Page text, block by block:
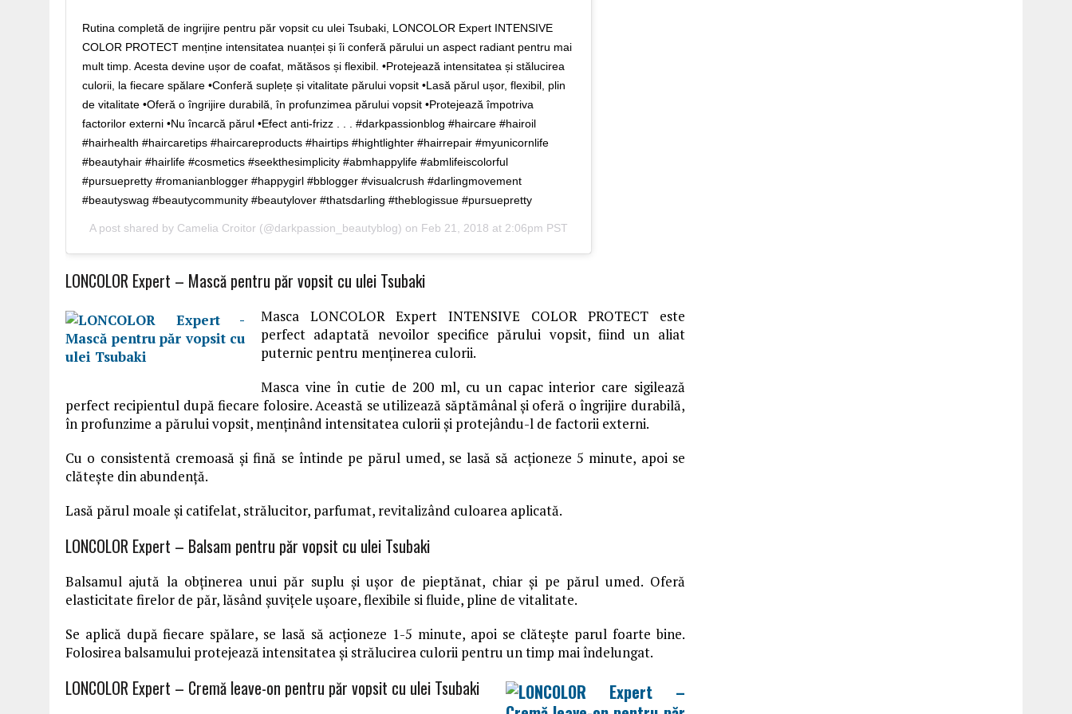
Rutina completă de ingrijire pentru păr vopsit cu ulei Tsubaki, LONCOLOR Expert INTENSIVE
COLOR PROTECT menține intensitatea nuanței și îi conferă părului un aspect radiant pentru mai
mult timp. Acesta devine ușor de coafat, mătăsos și flexibil. •Protejează intensitatea și stălucirea
culorii, la fiecare spălare •Conferă suplețe și vitalitate părului vopsit •Lasă părul ușor, flexibil, plin
de vitalitate •Oferă o îngrijire durabilă, în profunzimea părului vopsit •Protejează împotriva
factorilor externi •Nu încarcă părul •Efect anti-frizz . . . #darkpassionblog #haircare #hairoil
#hairhealth #haircaretips #haircareproducts #hairtips #hightlighter #hairrepair #myunicornlife
#beautyhair #hairlife #cosmetics #seekthesimplicity #abmhappylife #abmlifeiscolorful
#pursuepretty #romanianblogger #happygirl #bblogger #visualcrush #darlingmovement
#beautyswag #beautycommunity #beautylover #thatsdarling #theblogissue #pursuepretty
A post shared by Camelia Croitor (@darkpassion_beautyblog) on Feb 21, 2018 at 2:06pm PST
LONCOLOR Expert – Mască pentru păr vopsit cu ulei Tsubaki
Masca LONCOLOR Expert INTENSIVE COLOR PROTECT este
perfect adaptată nevoilor specifice părului vopsit, fiind un aliat
puternic pentru menținerea culorii.
Masca vine în cutie de 200 ml, cu un capac interior care sigilează
perfect recipientul după fiecare folosire. Această se utilizează săptămânal și oferă o îngrijire durabilă,
în profunzime a părului vopsit, menținând intensitatea culorii și protejându-l de factorii externi.
Cu o consistentă cremoasă şi fină se întinde pe părul umed, se lasă să acționeze 5 minute, apoi se
clătește din abundență.
Lasă părul moale și catifelat, strălucitor, parfumat, revitalizând culoarea aplicată.
LONCOLOR Expert – Balsam pentru păr vopsit cu ulei Tsubaki
Balsamul ajută la obținerea unui păr suplu și ușor de pieptănat, chiar și pe părul umed. Oferă
elasticitate firelor de păr, lăsând șuvițele ușoare, flexibile si fluide, pline de vitalitate.
Se aplică după fiecare spălare, se lasă să acționeze 1-5 minute, apoi se clătește parul foarte bine.
Folosirea balsamului protejează intensitatea și strălucirea culorii pentru un timp mai îndelungat.
LONCOLOR Expert – Cremă leave-on pentru păr vopsit cu ulei Tsubaki